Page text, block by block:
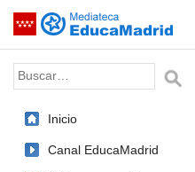
Saltar navegación
Palabra o frase:
Inicio
Canal EducaMadrid